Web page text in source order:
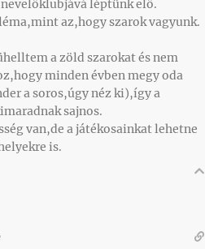
léptünk elő.
az,hogy szarok vagyunk.
a zöld szarokat és nem
minden évben megy oda
a soros,úgy néz ki),így a
sajnos.
van,de a játékosainkat lehetne
is.